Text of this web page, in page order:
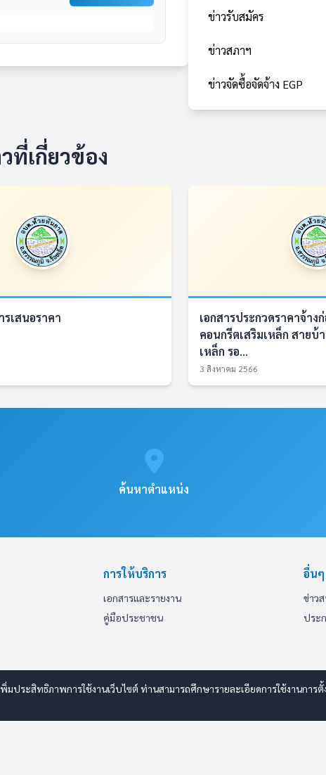
ข่าวรับสมัคร
ข่าวสภาฯ
ข่าวจัดซื้อจัดจ้าง EGP
ที่เกี่ยวข้อง
เสนอราคา
เอกสารประกวดราคาจ้าง
คอนกรีตเสริมเหล็ก สาย
เหล็ก รอ...
3 สิงหาคม 2566
ค้นหาตำแหน่ง
การให้บริการ
เอกสารและรายงาน
คู่มือประชาชน
อื่นๆ
ข่าว
ประ
ระสิทธิภาพการใช้งานเว็บไซต์ ท่านสามารถศึกษารายละเอียดการใช้งานการ